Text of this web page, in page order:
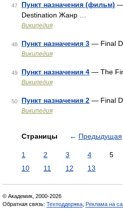
47 Пункт назначения (фильм) —
Destination Жанр …
Википедия
48 Пункт назначения 3 — Final
Википедия
49 Пункт назначения 4 — The
Википедия
50 Пункт назначения 2 — Final
Википедия
Страницы ← Предыдущая
1 2 3 4 5
10
11 12 13
© Академик, 2000-2026
Обратная связь: Техподдержка Реклама на